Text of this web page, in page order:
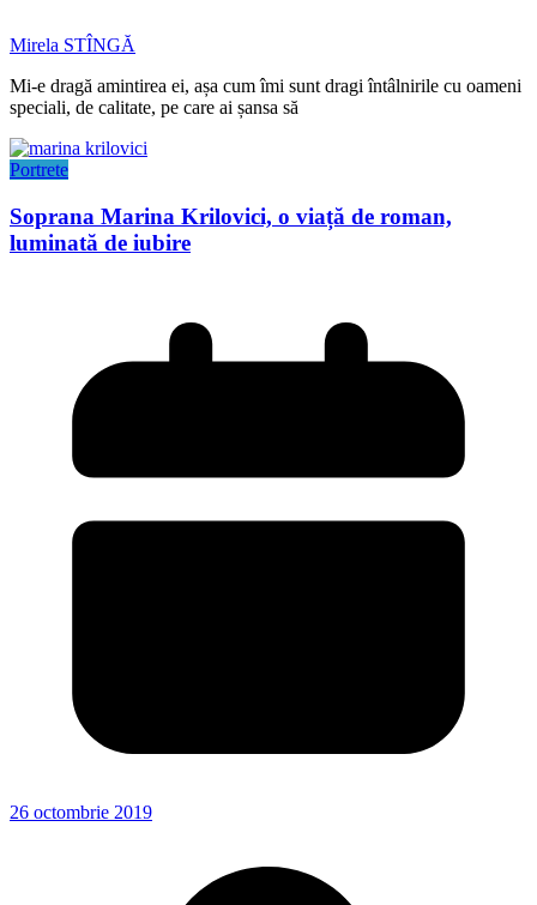
Mirela STÎNGĂ
Mi-e dragă amintirea ei, așa cum îmi sunt dragi întâlnirile cu oameni
speciali, de calitate, pe care ai șansa să
Portrete
Soprana Marina Krilovici, o viață de roman,
luminată de iubire
26 octombrie 2019